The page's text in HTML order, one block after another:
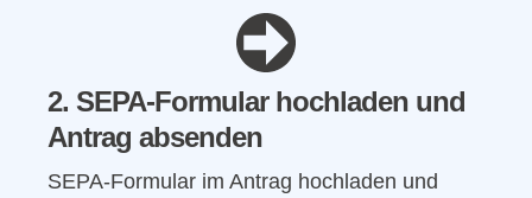
2. SEPA-Formular hochladen und
Antrag absenden
SEPA-Formular im Antrag hochladen und